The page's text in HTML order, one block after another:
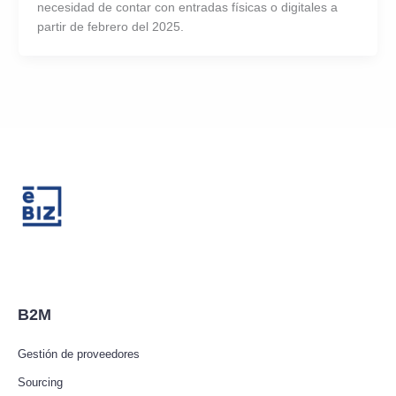
necesidad de contar con entradas físicas o digitales a
partir de febrero del 2025.
B2M
Gestión de proveedores
Sourcing